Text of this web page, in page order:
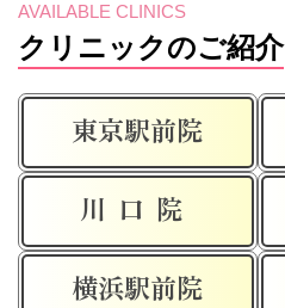
AVAILABLE CLINICS
クリニックのご紹介
東京駅前院
川口院
横浜駅前院